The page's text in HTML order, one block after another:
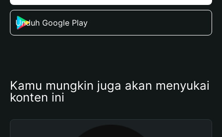
Unduh Google Play
Kamu mungkin juga akan menyukai
konten ini